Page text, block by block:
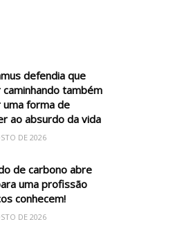
defendia que
caminhando também
forma de
ao absurdo da vida
DE 2026
de carbono abre
uma profissão
conhecem!
DE 2026